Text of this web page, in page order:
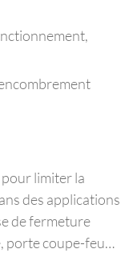
limiter la
des applications
de fermeture
porte coupe-feu…